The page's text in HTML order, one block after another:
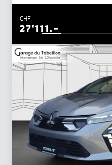
CHF
27'111.–